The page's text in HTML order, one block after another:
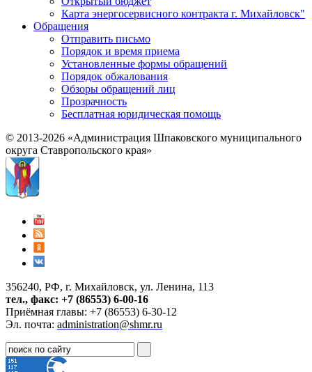
Карта энергосервисного контракта г. Михайловск"
Обращения
Отправить письмо
Порядок и время приема
Установленные формы обращений
Порядок обжалования
Обзоры обращений лиц
Прозрачность
Бесплатная юридическая помощь
© 2013-2026 «Администрация Шпаковского муниципального
округа Ставропольского края»
356240, РФ, г. Михайловск, ул. Ленина, 113
тел., факс: +7 (86553) 6-00-16
Приёмная главы: +7 (86553) 6-30-12
Эл. почта: administration@shmr.ru